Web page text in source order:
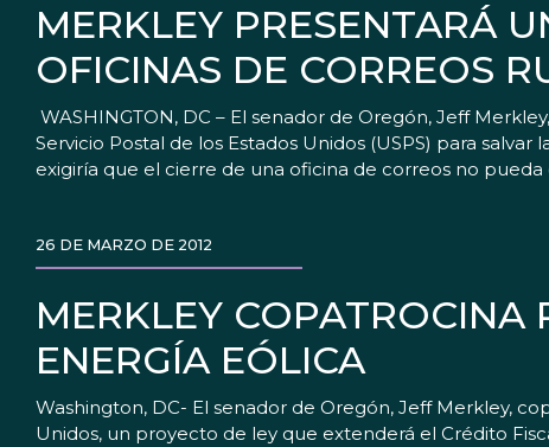
MERKLEY PRESENTARÁ
OFICINAS DE CORREOS
WASHINGTON, DC – El senador de Oregón, Jeff
Servicio Postal de los Estados Unidos (USPS) para
exigiría que el cierre de una oficina de correos no pueda
MERKLEY COPATROCINA
ENERGÍA EÓLICA
26 DE MARZO DE 2012
Washington, DC- El senador de Oregón, Jeff Merkley,
Unidos, un proyecto de ley que extenderá el Crédito